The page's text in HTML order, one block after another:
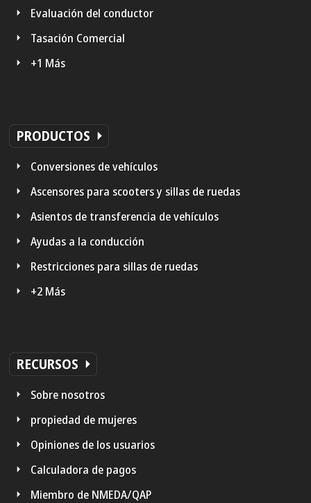
Evaluación del conductor
Tasación Comercial
+1 Más
PRODUCTOS
Conversiones de vehículos
Ascensores para scooters y sillas de ruedas
Asientos de transferencia de vehículos
Ayudas a la conducción
Restricciones para sillas de ruedas
+2 Más
RECURSOS
Sobre nosotros
propiedad de mujeres
Opiniones de los usuarios
Calculadora de pagos
Miembro de NMEDA/QAP